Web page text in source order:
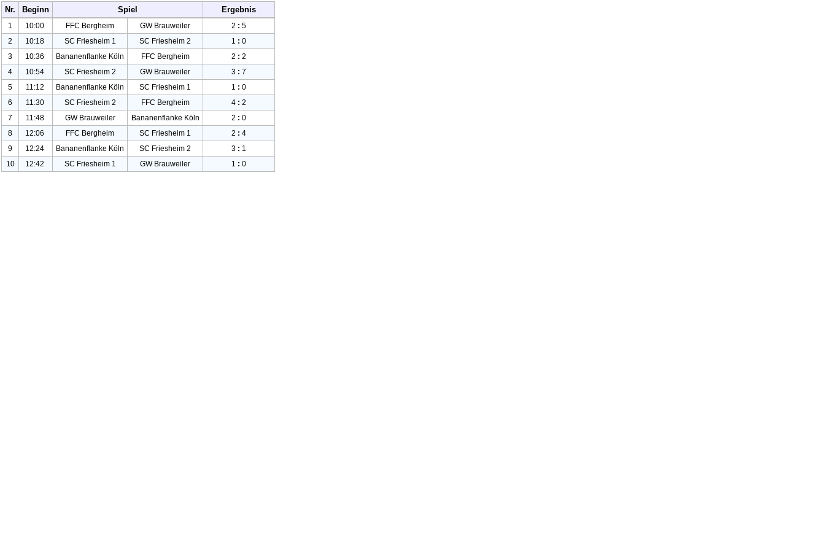
Nr. Beginn Spiel Ergebnis
1 10:00 FFC Bergheim GW Brauweiler 2 : 5
2
10:18 SC Friesheim 1 SC Friesheim 2 1 : 0
3
10:36 Bananenflanke Köln FFC Bergheim 2 : 2
4
10:54 SC Friesheim 2 GW Brauweiler 3 : 7
5
11:12 Bananenflanke Köln SC Friesheim 1 1 : 0
6
11:30 SC Friesheim 2 FFC Bergheim 4 : 2
7
11:48 GW Brauweiler Bananenflanke Köln 2 : 0
8
12:06 FFC Bergheim SC Friesheim 1 2 : 4
9
12:24 Bananenflanke Köln SC Friesheim 2 3 : 1
10
12:42 SC Friesheim 1 GW Brauweiler 1 : 0